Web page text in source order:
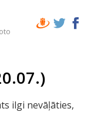
ilgi nevāļāties,